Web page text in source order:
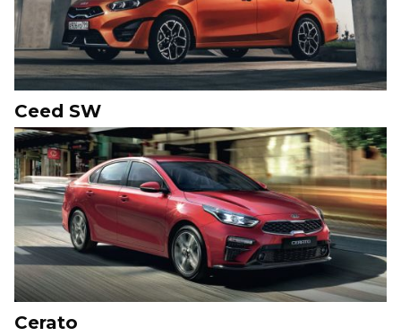
Ceed SW
Cerato